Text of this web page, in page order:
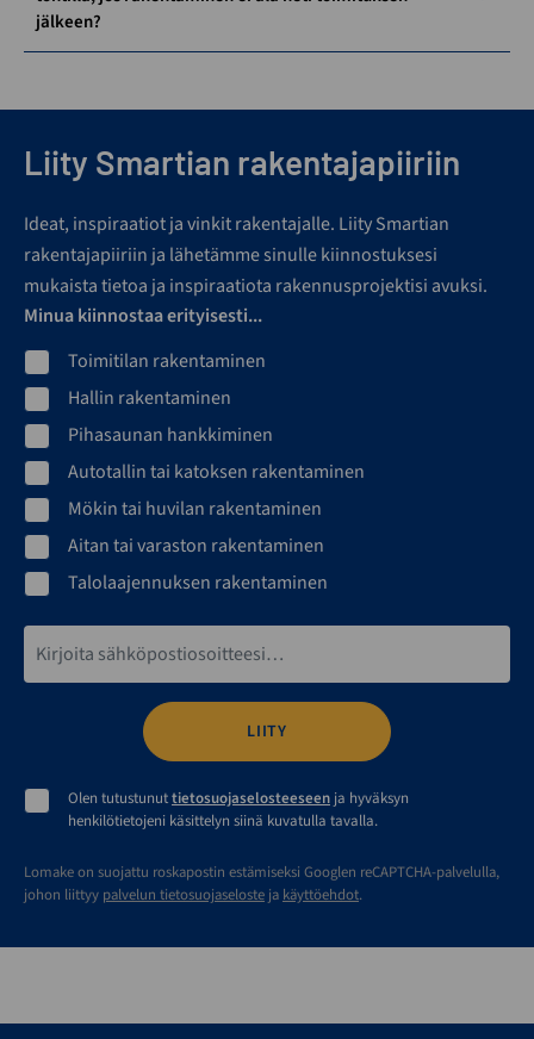
jälkeen?
Liity Smartian rakentajapiiriin
Ideat, inspiraatiot ja vinkit rakentajalle. Liity Smartian
rakentajapiiriin ja lähetämme sinulle kiinnostuksesi
mukaista tietoa ja inspiraatiota rakennusprojektisi avuksi.
Minua kiinnostaa erityisesti...
Toimitilan rakentaminen
Hallin rakentaminen
Pihasaunan hankkiminen
Autotallin tai katoksen rakentaminen
Mökin tai huvilan rakentaminen
Aitan tai varaston rakentaminen
Talolaajennuksen rakentaminen
Olen tutustunuttietosuojaselosteeseen ja hyväksyn
henkilötietojeni käsittelyn siinä kuvatulla tavalla.
Lomake on suojattu roskapostin estämiseksi Googlen reCAPTCHA-palvelulla,
johon liittyy palvelun tietosuojaseloste ja käyttöehdot.